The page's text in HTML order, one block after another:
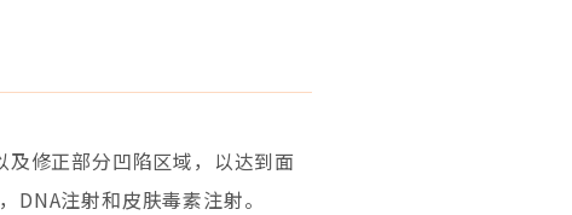
修正部分凹陷区域，以达到面
注射和皮肤毒素注射。